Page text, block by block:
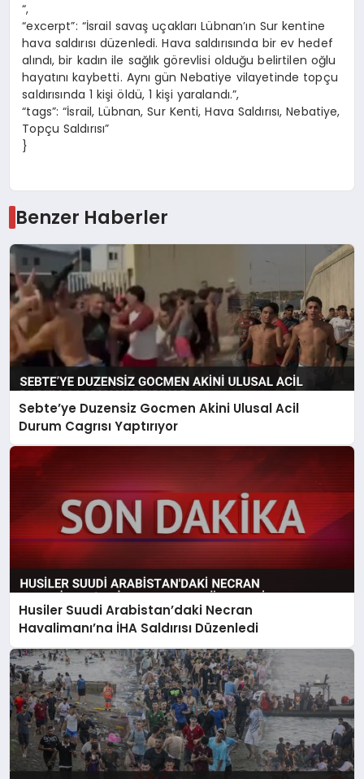
“,
“excerpt”: “İsrail savaş uçakları Lübnan’ın Sur kentine
hava saldırısı düzenledi. Hava saldırısında bir ev hedef
alındı, bir kadın ile sağlık görevlisi olduğu belirtilen oğlu
hayatını kaybetti. Aynı gün Nebatiye vilayetinde topçu
saldırısında 1 kişi öldü, 1 kişi yaralandı.”,
“tags”: “İsrail, Lübnan, Sur Kenti, Hava Saldırısı, Nebatiye,
Topçu Saldırısı”
}
Benzer Haberler
Sebte’ye Duzensiz Gocmen Akini Ulusal Acil
Durum Cagrısı Yaptırıyor
Husiler Suudi Arabistan’daki Necran
Havalimanı’na İHA Saldırısı Düzenledi